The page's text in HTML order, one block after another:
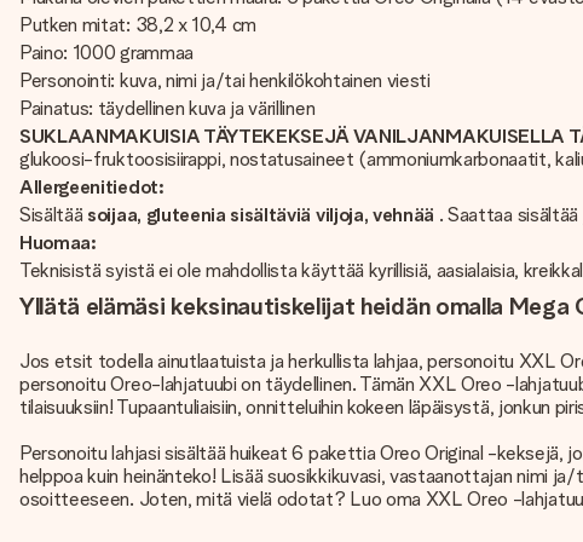
Putken mitat: 38,2 x 10,4 cm
Paino: 1000 grammaa
Personointi: kuva, nimi ja/tai henkilökohtainen viesti
Painatus: täydellinen kuva ja värillinen
SUKLAANMAKUISIA TÄYTEKEKSEJÄ
glukoosi-fruktoosisiirappi, nostatusaineet (ammoniumkarbonaatit,
Allergeenitiedot:
Sisältää soijaa, gluteenia sisältäviä viljoja, vehnää . Saattaa sisältää
Huomaa:
Teknisistä syistä ei ole mahdollista käyttää kyrillisiä, aasialaisia,
Yllätä elämäsi keksinautiskelijat heidän omalla Mega
Jos etsit todella ainutlaatuista ja herkullista lahjaa, personoitu XXL
personoitu Oreo-lahjatuubi on täydellinen. Tämän XXL Oreo -
tilaisuuksiin! Tupaantuliaisiin, onnitteluihin kokeen läpäisystä, jonkun
Personoitu lahjasi sisältää huikeat 6 pakettia Oreo Original -keksejä,
helppoa kuin heinänteko! Lisää suosikkikuvasi, vastaanottajan nimi
osoitteeseen. Joten, mitä vielä odotat? Luo oma XXL Oreo -